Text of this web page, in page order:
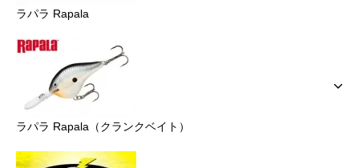
ラパラ Rapala
ラパラ Rapala（クランクベイト）